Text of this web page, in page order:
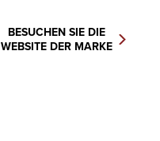
BESUCHEN SIE DIE
WEBSITE DER MARKE